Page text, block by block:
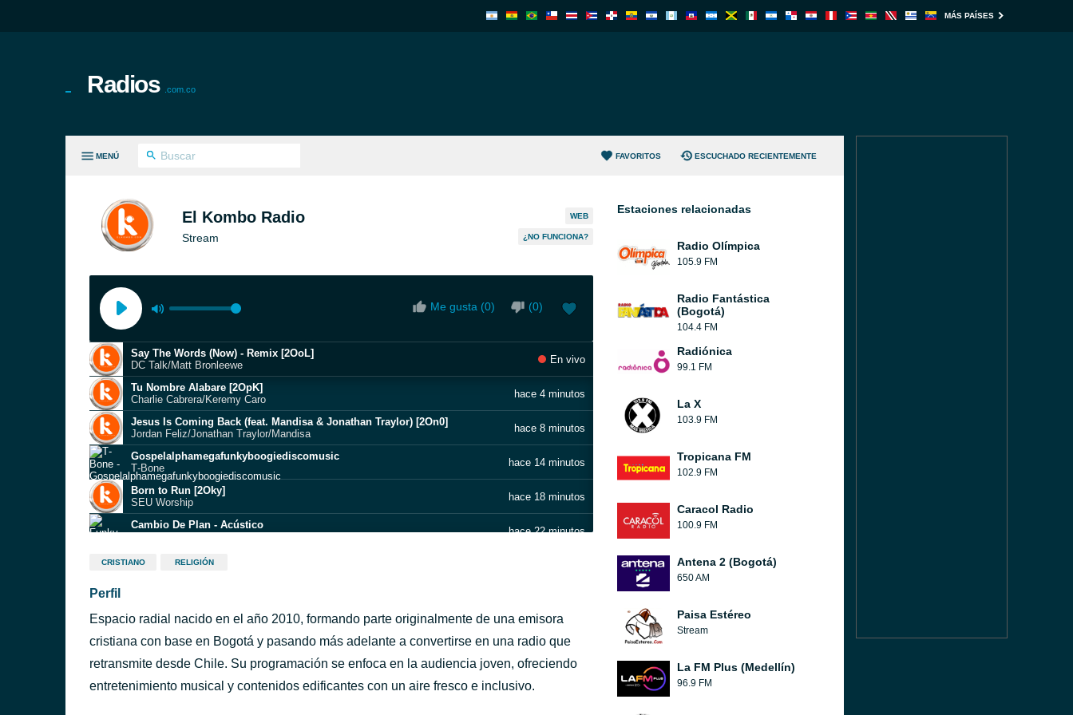
MÁS PAÍSES
Radios .com.co
MENÚ FAVORITOS ESCUCHADO RECIENTEMENTE
El Kombo Radio
Stream
WEB
¿NO FUNCIONA?
Me gusta (0) (0)
Say The Words (Now) - Remix [2OoL]
DC Talk/Matt Bronleewe
En vivo
Tu Nombre Alabare [2OpK]
Charlie Cabrera/Keremy Caro
hace 4 minutos
Jesus Is Coming Back (feat. Mandisa & Jonathan Traylor) [2On0]
Jordan Feliz/Jonathan Traylor/Mandisa
hace 8 minutos
Gospelalphamegafunkyboogiediscomusic
T‐Bone
hace 14 minutos
Born to Run [2Oky]
SEU Worship
hace 18 minutos
Cambio De Plan - Acústico
hace 22 minutos
Good (Adam & Eve)
Neon Feather/NEON Worship/Sajan Nauriyal
hace 41 minutos
If I Don't Got You
hace 47 minutos
CRISTIANO RELIGIÓN
Perfil
Espacio radial nacido en el año 2010, formando parte originalmente de una emisora
cristiana con base en Bogotá y pasando más adelante a convertirse en una radio que
retransmite desde Chile. Su programación se enfoca en la audiencia joven, ofreciendo
entretenimiento musical y contenidos edificantes con un aire fresco e inclusivo.
Estaciones relacionadas
Radio Olímpica
105.9 FM
Radio Fantástica
(Bogotá)
104.4 FM
Radiónica
99.1 FM
La X
103.9 FM
Tropicana FM
102.9 FM
Caracol Radio
100.9 FM
Antena 2 (Bogotá)
650 AM
Paisa Estéreo
Stream
La FM Plus (Medellín)
96.9 FM